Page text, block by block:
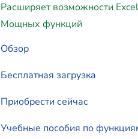
Расширяет возможности
Мощных функций
Обзор
Бесплатная загрузка
Приобрести сейчас
Учебные пособия по